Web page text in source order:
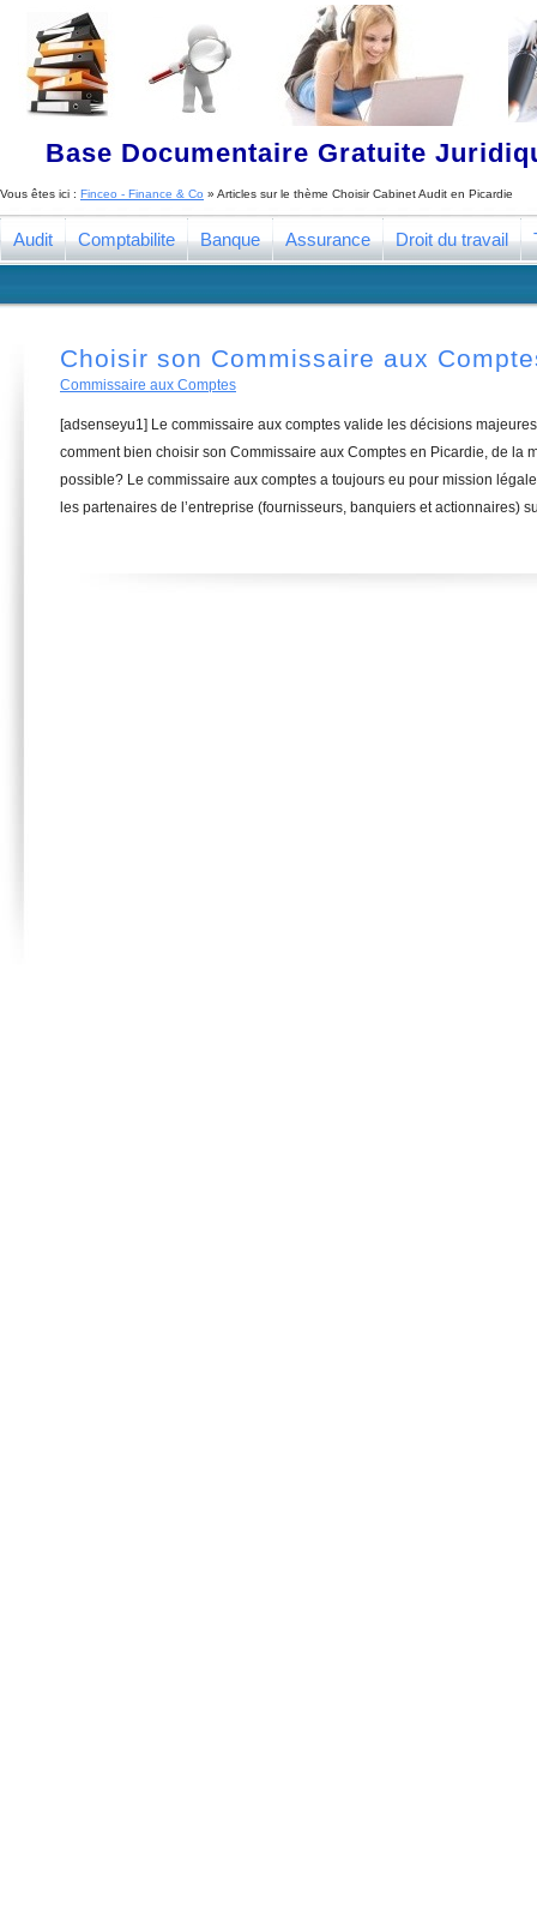
Base Documentaire Gratuite
Vous êtes ici : Finceo - Finance & Co » Articles sur le thème Choisir Cabinet Audit en Picardie
Audit Comptabilite Banque Assurance Droit du travail
Choisir son Commissaire aux
Commissaire aux Comptes
[adsenseyu1] Le commissaire aux comptes valide les décisions
comment bien choisir son Commissaire aux Comptes en Picardie, de la
possible? Le commissaire aux comptes a toujours eu pour mission
les partenaires de l’entreprise (fournisseurs, banquiers et actionnaires)